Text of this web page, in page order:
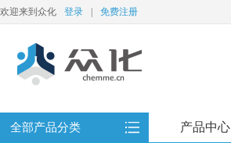
欢迎来到众化 登录 免费注册
全部产品分类 产品中心